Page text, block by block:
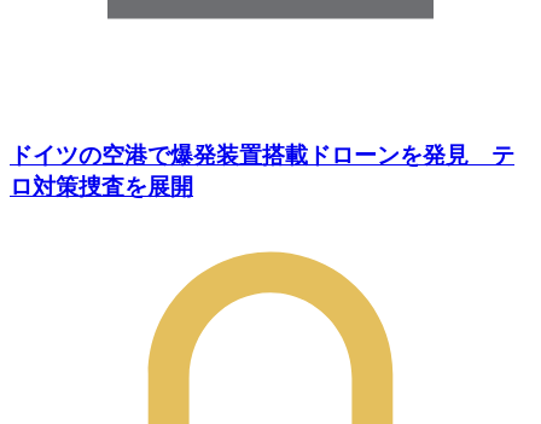
ドイツの空港で爆発装置搭載ドローンを発見 テ
ロ対策捜査を展開